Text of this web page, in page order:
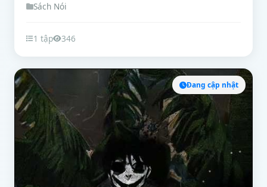
Sách Nói
1 tập 346
Đang cập nhật